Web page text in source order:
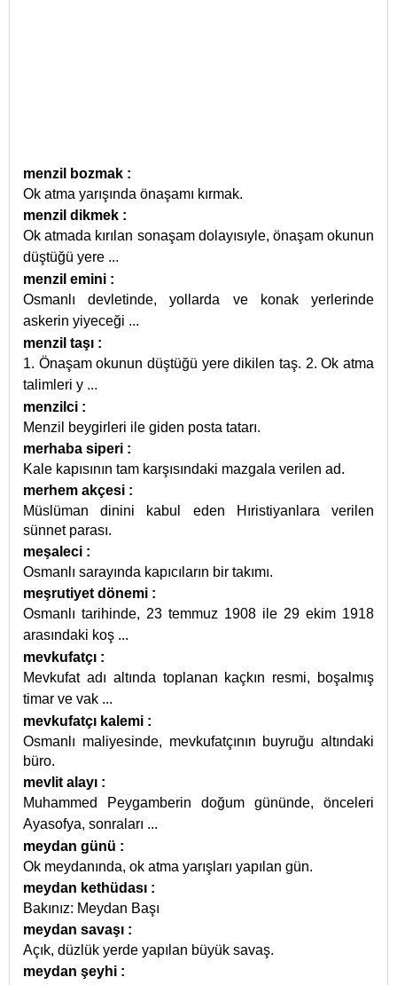
menzil bozmak :
Ok atma yarışında önaşamı kırmak.
menzil dikmek :
Ok atmada kırılan sonaşam dolayısıyle, önaşam okunun
düştüğü yere ...
menzil emini :
Osmanlı devletinde, yollarda ve konak yerlerinde
askerin yiyeceği ...
menzil taşı :
1. Önaşam okunun düştüğü yere dikilen taş. 2. Ok atma
talimleri y ...
menzilci :
Menzil beygirleri ile giden posta tatarı.
merhaba siperi :
Kale kapısının tam karşısındaki mazgala verilen ad.
merhem akçesi :
Müslüman dinini kabul eden Hıristiyanlara verilen
sünnet parası.
meşaleci :
Osmanlı sarayında kapıcıların bir takımı.
meşrutiyet dönemi :
Osmanlı tarihinde, 23 temmuz 1908 ile 29 ekim 1918
arasındaki koş ...
mevkufatçı :
Mevkufat adı altında toplanan kaçkın resmi, boşalmış
timar ve vak ...
mevkufatçı kalemi :
Osmanlı maliyesinde, mevkufatçının buyruğu altındaki
büro.
mevlit alayı :
Muhammed Peygamberin doğum gününde, önceleri
Ayasofya, sonraları ...
meydan günü :
Ok meydanında, ok atma yarışları yapılan gün.
meydan kethüdası :
Bakınız: Meydan Başı
meydan savaşı :
Açık, düzlük yerde yapılan büyük savaş.
meydan şeyhi :